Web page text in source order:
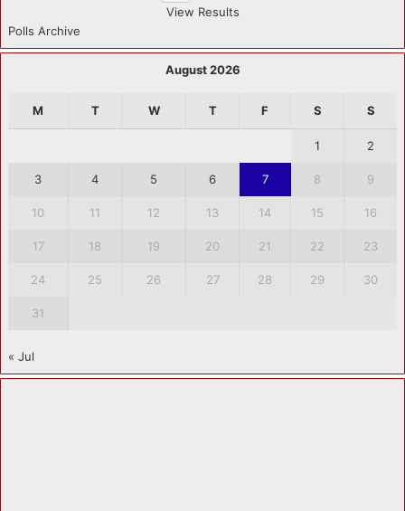
View Results
Polls Archive
August 2026
M T W T F S S
1 2
3 4 5 6 7 8 9
10 11 12 13 14 15 16
17 18 19 20 21 22 23
24 25 26 27 28 29 30
31
« Jul